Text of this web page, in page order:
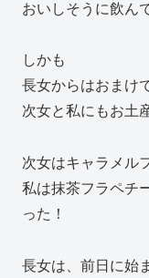
おいしそうに飲ん
しかも
長女からはおまけ
次女と私にもお土産
次女はキャラメル
私は抹茶フラペチ
った！
長女は、前日に始